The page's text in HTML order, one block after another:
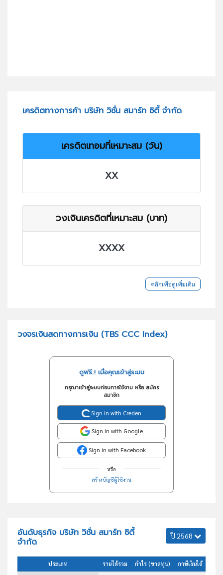
เครดิตทางการค้า บริษัท วิชั่น สมาร์ท ซิตี้ จำกัด
เครดิตเทอมที่เหมาะสม (วัน)
XX
วงเงินเครดิตที่เหมาะสม (บาท)
XXXX
คลิกเพื่อดูเพิ่มเติม
วงจรเงินสดทางการเงิน (TBS CCC Index)
ดูฟรี..! เมื่อคุณเข้าสู่ระบบ
กรุณาเข้าสู่ระบบก่อนการใช้งาน หรือ สมัคร
สมาชิก
Sign in with Creden
Sign in with Google
Sign in with Facebook
หรือ
สร้างบัญชีผู้ใช้งาน
อันดับธุรกิจ บริษัท วิชั่น สมาร์ท ซิตี้
จำกัด
ปี 2568
ประเภท รายได้รวม กำไร (ขาดทุน) ภาษีเงินได้